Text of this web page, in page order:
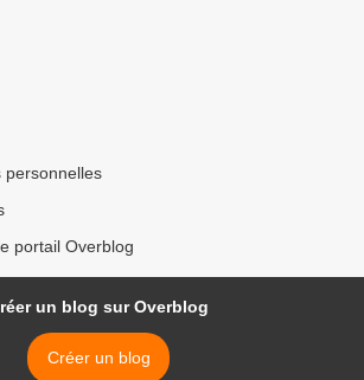
personnelles
portail Overblog
un blog sur Overblog
Créer un blog